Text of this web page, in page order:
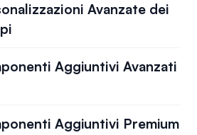
Avanzate dei
Aggiuntivi Avanzati
Aggiuntivi Premium